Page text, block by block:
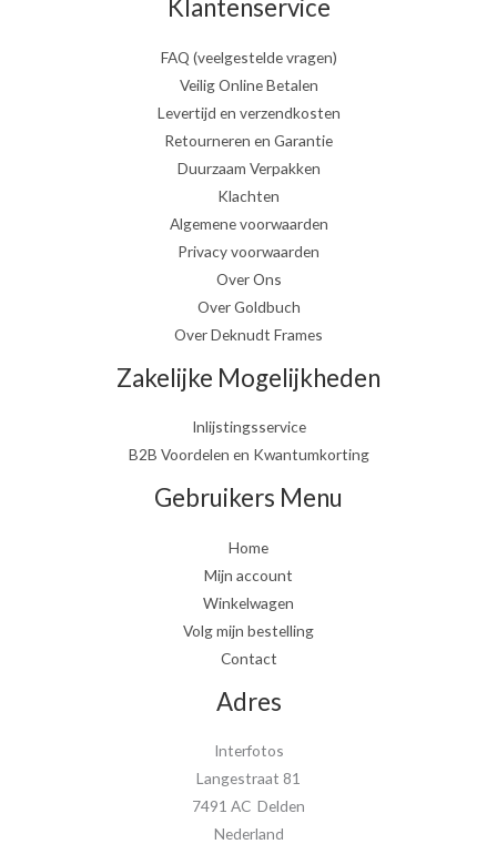
Klantenservice
FAQ (veelgestelde vragen)
Veilig Online Betalen
Levertijd en verzendkosten
Retourneren en Garantie
Duurzaam Verpakken
Klachten
Algemene voorwaarden
Privacy voorwaarden
Over Ons
Over Goldbuch
Over Deknudt Frames
Zakelijke Mogelijkheden
Inlijstingsservice
B2B Voordelen en Kwantumkorting
Gebruikers Menu
Home
Mijn account
Winkelwagen
Volg mijn bestelling
Contact
Adres
Interfotos
Langestraat 81
7491 AC Delden
Nederland